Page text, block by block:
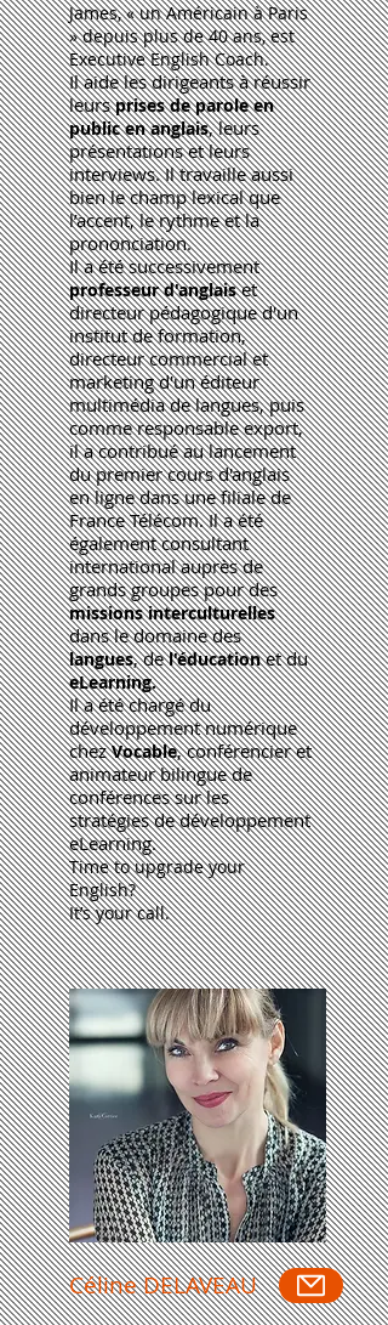
James, « un Américain à Paris
» depuis plus de 40 ans, est
Executive English Coach.
Il aide les dirigeants à réussir
leursprises de paroleen
public en anglais, leurs
présentations et leurs
interviews. Il travaille aussi
bien le champ lexical que
l’accent, le rythme et la
prononciation.
Il a été successivement
professeur d'anglaiset
directeur pédagogique d'un
institut de formation,
directeur commercial et
marketing d'un éditeur
multimédia de langues, puis
comme responsable export,
il a contribué au lancement
du premier cours d'anglais
en ligne dans une filiale de
France Télécom. Il a été
également consultant
international auprès de
grands groupes pour des
missions interculturelles
dans le domaine des
langues, del'éducationet du
eLearning.
Il a été chargé du
développement numérique
chezVocable, conférencier et
animateur bilingue de
conférences sur les
stratégies de développement
eLearning.
Time to upgrade your
English?
It’s your call.
Céline DELAVEAU